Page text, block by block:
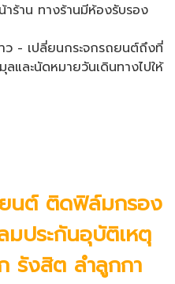
าร้าน ทางร้านมีห้องรับรอง
ว - เปลี่ยนกระจกรถยนต์ถึงที่
ลและนัดหมายวันเดินทางไปให้
ยนต์ ติดฟิล์มกรอง
ประกันอุบัติเหตุ
รังสิต ลำลูกกา